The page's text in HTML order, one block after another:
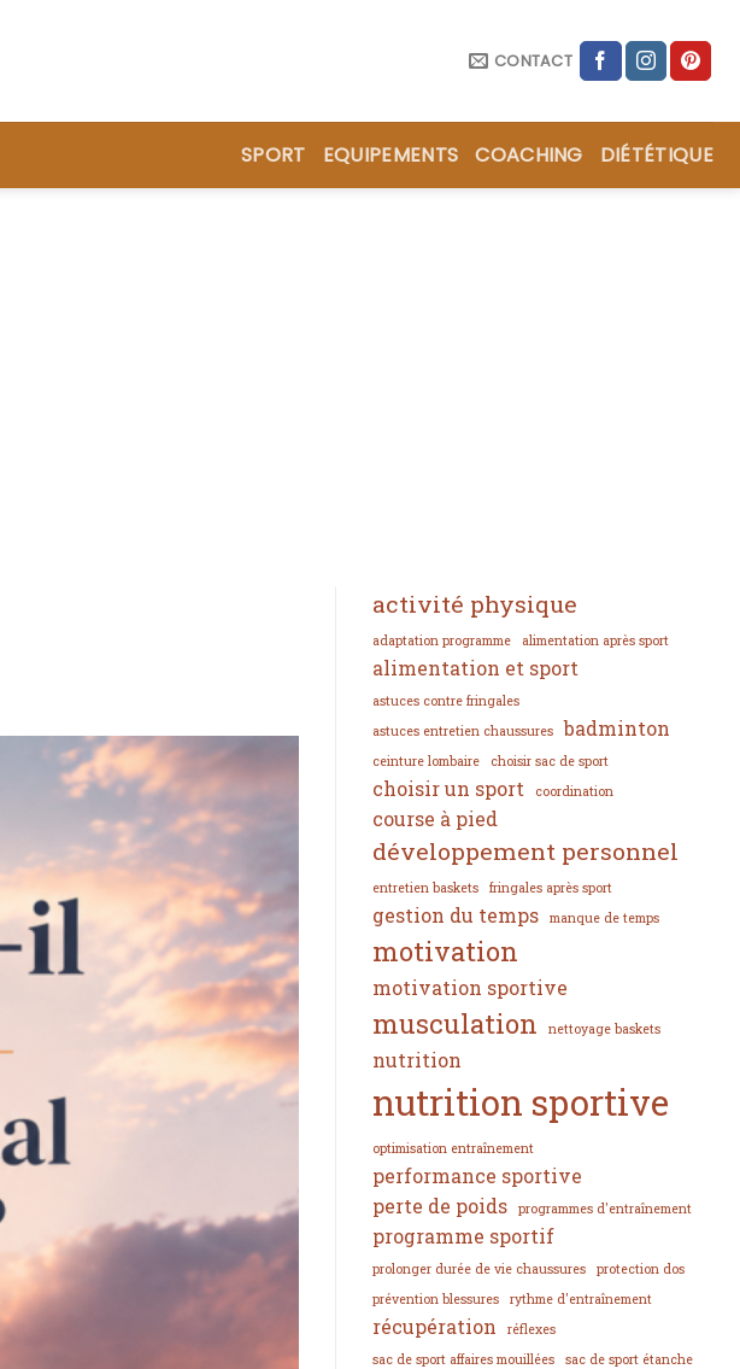
CONTACT
SPORT EQUIPEMENTS COACHING DIÉTÉTIQUE
activité physique
adaptation programme alimentation après sport
alimentation et sport
astuces contre fringales
astuces entretien chaussures
badminton
ceinture lombaire choisir sac de sport
choisir un sport coordination
course à pied
développement personnel
entretien baskets fringales après sport
gestion du temps manque de temps
motivation
motivation sportive
musculation nettoyage baskets
nutrition
nutrition sportive
optimisation entraînement
performance sportive
perte de poids
programmes d'entraînement
programme sportif
prolonger durée de vie chaussures
protection dos
prévention blessures
rythme d'entraînement
récupération
réflexes
sac de sport affaires mouillées
sac de sport étanche